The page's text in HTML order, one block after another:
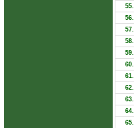
55.
56.
57.
58.
59.
60.
61.
62.
63.
64.
65.